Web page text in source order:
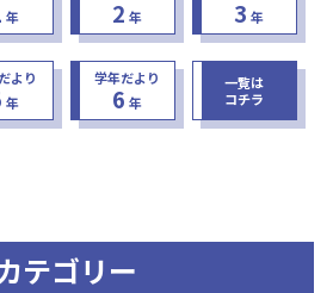
年 2 年 3 年
より
年
学年だより
6 年
一覧は
コチラ
テゴリー